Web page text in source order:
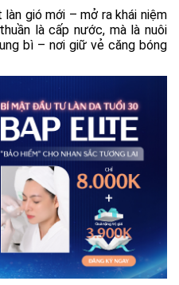
gió mới – mở ra khái niệm
là cấp nước, mà là nuôi
bì – nơi giữ vẻ căng bóng